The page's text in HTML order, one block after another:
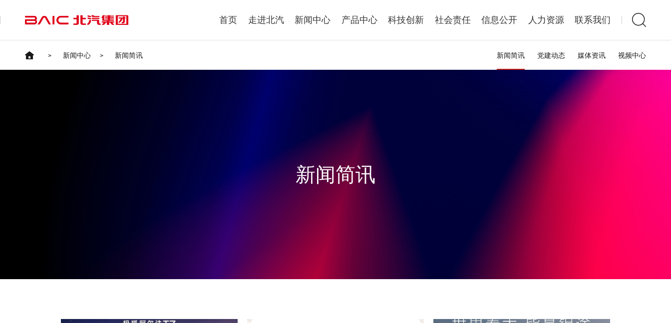
首页 走进北汽 新闻中心 产品中心 科技创新 社会责任 信息公开 人力资源 联系我们
首页 > 新闻中心 > 新闻简讯 新闻简讯 党建动态 媒体资讯 视频中心
新闻简讯